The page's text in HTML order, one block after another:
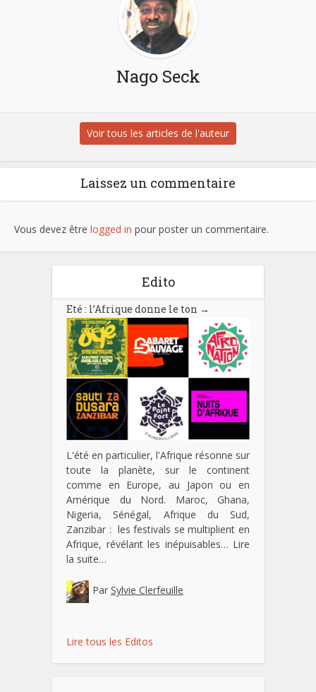
Nago Seck
Voir tous les articles de l'auteur
Laissez un commentaire
Vous devez être logged in pour poster un commentaire.
Edito
Eté : l’Afrique donne le ton →
L'été en particulier, l'Afrique résonne sur
toute la planète, sur le continent
comme en Europe, au Japon ou en
Amérique du Nord. Maroc, Ghana,
Nigeria, Sénégal, Afrique du Sud,
Zanzibar : les festivals se multiplient en
Afrique, révélant les inépuisables… Lire
la suite…
Par Sylvie Clerfeuille
Lire tous les Editos